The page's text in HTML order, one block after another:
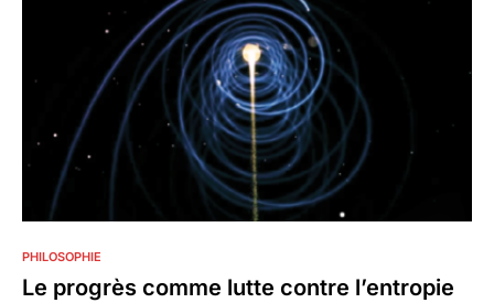
PHILOSOPHIE
Le progrès comme lutte contre l’entropie